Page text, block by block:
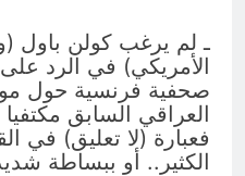
ـ لم يرغب كولن باول
الأمريكي) في الرد
صحفية فرنسية حول
العراقي السابق
فعبارة (لا تعليق) في
الكثير.. أو ببساطة